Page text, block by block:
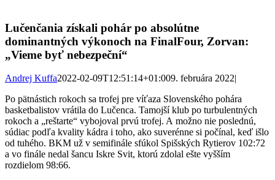
Lučenčania získali pohár po absolútne
dominantných výkonoch na FinalFour, Zorvan:
„Vieme byť nebezpeční“
Andrej Kuffa2022-02-09T12:51:14+01:009. februára 2022|
Po pätnástich rokoch sa trofej pre víťaza Slovenského pohára
basketbalistov vrátila do Lučenca. Tamojší klub po turbulentných
rokoch a „reštarte“ vybojoval prvú trofej. A možno nie poslednú,
súdiac podľa kvality kádra i toho, ako suverénne si počínal, keď išlo
od tuhého. BKM už v semifinále sfúkol Spišských Rytierov 102:72
a vo finále nedal šancu Iskre Svit, ktorú zdolal ešte vyšším
rozdielom 98:66.